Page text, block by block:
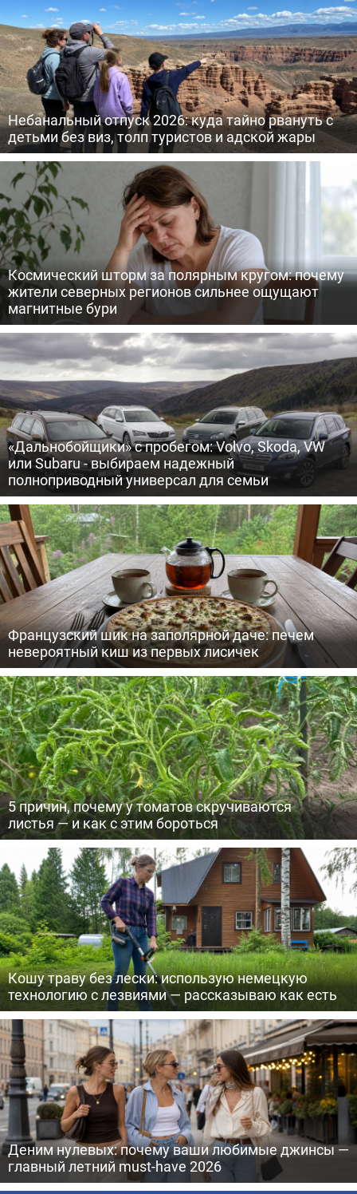
Небанальный отпуск 2026: куда тайно рвануть с
детьми без виз, толп туристов и адской жары
Космический шторм за полярным кругом: почему
жители северных регионов сильнее ощущают
магнитные бури
«Дальнобойщики» с пробегом: Volvo, Skoda, VW
или Subaru - выбираем надежный
полноприводный универсал для семьи
Французский шик на заполярной даче: печем
невероятный киш из первых лисичек
5 причин, почему у томатов скручиваются
листья — и как с этим бороться
Кошу траву без лески: использую немецкую
технологию с лезвиями — рассказываю как есть
Деним нулевых: почему ваши любимые джинсы —
главный летний must-have 2026